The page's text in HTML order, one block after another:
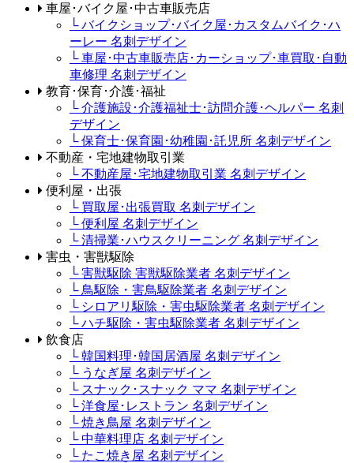
車屋･バイク屋･中古車販売店
└ バイクショップ･バイク屋･カスタムバイク･ハ
ーレー 名刺デザイン
└ 車屋･中古車販売店･カーショップ･車買取･自動
車修理 名刺デザイン
教育･保育･介護･福祉
└ 介護施設･介護福祉士･訪問介護･ヘルパー 名刺
デザイン
└ 保育士･保育園･幼稚園･託児所 名刺デザイン
不動産・宅地建物取引業
└ 不動産屋･宅地建物取引業 名刺デザイン
便利屋・出張
└ 買取屋･出張買取 名刺デザイン
└ 便利屋 名刺デザイン
└ 清掃業･ハウスクリーニング 名刺デザイン
害虫・害獣駆除
└ 害獣駆除 害獣駆除業者 名刺デザイン
└ 鳥駆除・害鳥駆除業者 名刺デザイン
└ シロアリ駆除・害虫駆除業者 名刺デザイン
└ ハチ駆除・害虫駆除業者 名刺デザイン
飲食店
└ 韓国料理･韓国居酒屋 名刺デザイン
└ うなぎ屋 名刺デザイン
└ スナック･スナック ママ 名刺デザイン
└ 洋食屋･レストラン 名刺デザイン
└ 焼き鳥屋 名刺デザイン
└ 中華料理店 名刺デザイン
└ たこ焼き屋 名刺デザイン